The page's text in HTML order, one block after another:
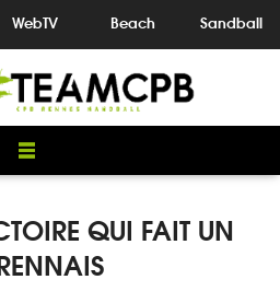
WebTV Beach Sandball
QUI FAIT UN